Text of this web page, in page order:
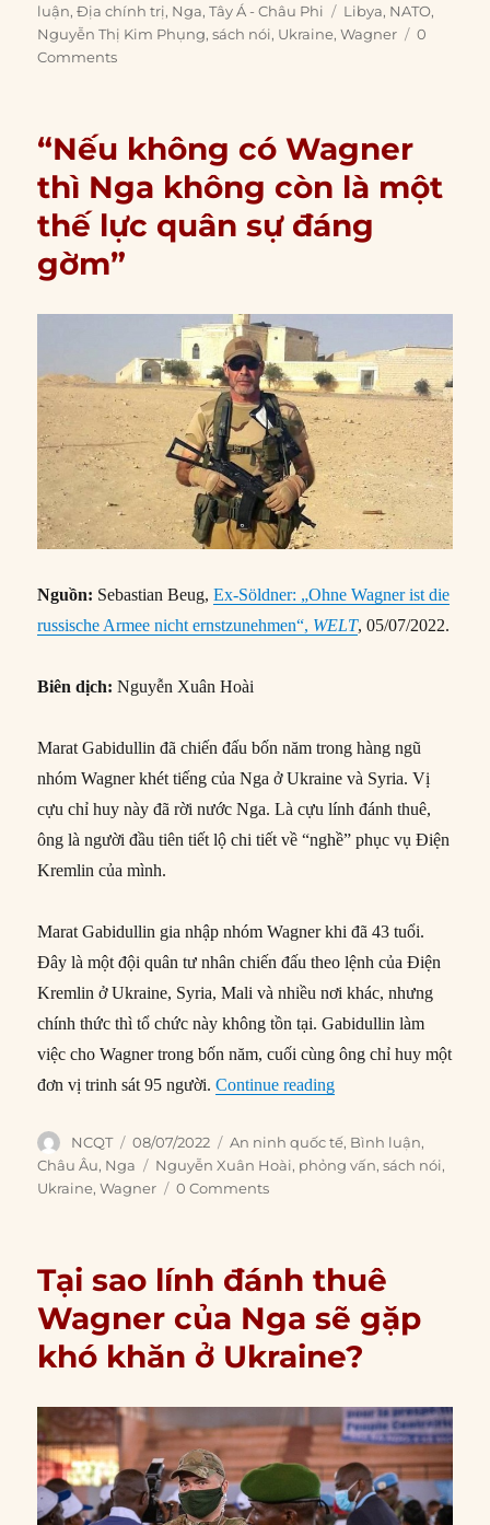
on
luận,Địa chính trị, Nga,Tây Á - Châu Phi Tags
Libya, NATO,
Nguyễn Thị Kim Phụng,sách nói, Ukraine,Wagner
0
Comments
“Nếu không có Wagner
thì Nga không còn là một
thế lực quân sự đáng
gờm”
Nguồn: Sebastian Beug,Ex-Söldner: „Ohne Wagner ist die
russische Armee nicht ernstzunehmen“, WELT, 05/07/2022.
Biên dịch:Nguyễn Xuân Hoài
Marat Gabidullin đã chiến đấu bốn năm trong hàng ngũ
nhóm Wagner khét tiếng của Nga ở Ukraine và Syria. Vị
cựu chỉ huy này đã rời nước Nga. Là cựu lính đánh thuê,
ông là người đầu tiên tiết lộ chi tiết về “nghề” phục vụ Điện
Kremlin của mình.
Marat Gabidullin gia nhập nhóm Wagner khi đã 43 tuổi.
Đây là một đội quân tư nhân chiến đấu theo lệnh của Điện
Kremlin ở Ukraine, Syria, Mali và nhiều nơi khác, nhưng
chính thức thì tổ chức này không tồn tại. Gabidullin làm
việc cho Wagner trong bốn năm, cuối cùng ông chỉ huy một
đơn vị trinh sát 95 người.Continue reading““Nếu không có
Author
NCQT
Posted
on
08/07/2022 Categories
An ninh quốc tế, Bình luận,
Châu Âu, Nga Tags
Nguyễn Xuân Hoài, phỏng vấn,sách nói,
Ukraine,Wagner 0 Comments
Tại sao lính đánh thuê
Wagner của Nga sẽ gặp
khó khăn ở Ukraine?